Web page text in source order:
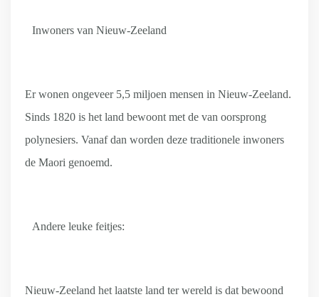
Inwoners van Nieuw-Zeeland
Er wonen ongeveer 5,5 miljoen mensen in Nieuw-Zeeland.
Sinds 1820 is het land bewoont met de van oorsprong
polynesiers. Vanaf dan worden deze traditionele inwoners
de Maori genoemd.
Andere leuke feitjes:
Nieuw-Zeeland het laatste land ter wereld is dat bewoond